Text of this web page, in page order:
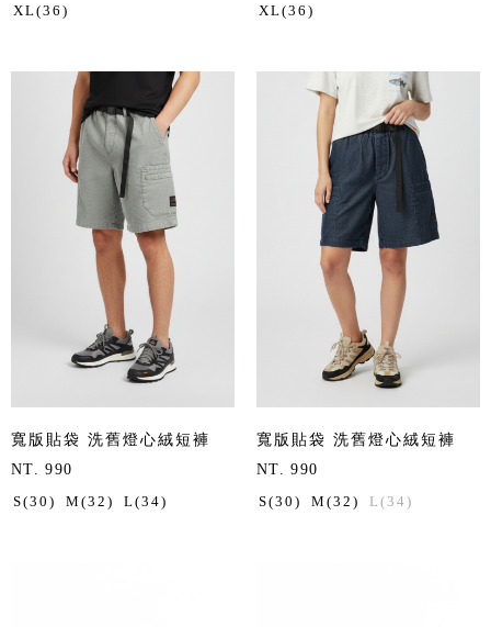
XL(36)
XL(36)
寬版貼袋 洗舊燈心絨短褲
NT. 990
S(30) M(32) L(34)
寬版貼袋 洗舊燈心絨短褲
NT. 990
S(30) M(32) L(34)